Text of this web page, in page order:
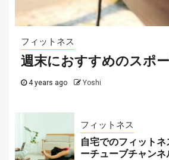
2025-07-29
フィットネス
週末におすすめのスポ
4 years ago Yoshi
フィットネス
自宅でのフィット
ーチューブチャンネ